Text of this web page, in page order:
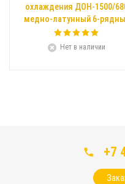
охлаждения ДОН-1500/
медно-латунный 6-
Нет в наличии
+7